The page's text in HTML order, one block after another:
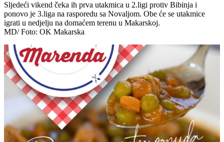
Sljedeći vikend čeka ih prva utakmica u 2.ligi protiv Bibinja i
ponovo je 3.liga na rasporedu sa Novaljom. Obe će se utakmice
igrati u nedjelju na domaćem terenu u Makarskoj.
MD/ Foto: OK Makarska